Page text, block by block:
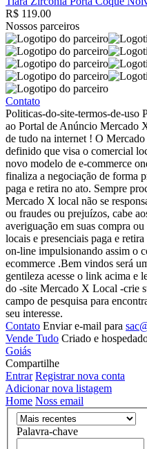
R$ 119.00
Nossos parceiros
Contato
Politicas-do-site-termos-de-uso
ao Portal de Anúncio Mercado
de tudo na internet ! O
definido que visa o comercial
novo modelo de e-commerce
finaliza a negociação de forma
paga e retira no ato. Sempre
Mercado X local não se
ou fraudes ou prejuízos, cabe
averiguação em suas compra
locais e presenciais paga e
on-line impulsionando assim o
ecommerce .Bem vindos será
gentileza acesse o link acima e
do -site Mercado X Local -crie
campo de pesquisa para
seu interesse.
Contato Enviar e-mail para
Vende Tudo Criado e
Goiás
Compartilhe
Entrar Registrar nova conta
Adicionar nova listagem
Home Noss email
Palavra-chave